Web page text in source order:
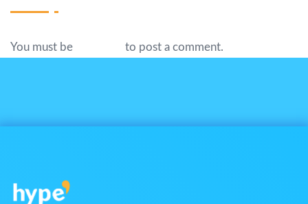
You must be to post a comment.